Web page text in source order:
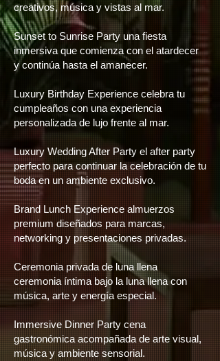
creativos, música y vistas al mar.
Sunset to Sunrise Party una fiesta
inmersiva que comienza con el atardecer
y continúa hasta el amanecer.
Luxury Birthday Experience celebra tu
cumpleaños con una experiencia
personalizada de lujo frente al mar.
Luxury Wedding After Party el after party
perfecto para continuar la celebración de tu
boda en un ambiente exclusivo.
Brand Lunch Experience almuerzos
premium diseñados para marcas,
networking y presentaciones privadas.
Ceremonia privada de luna llena
ceremonia íntima bajo la luna llena con
música, arte y energía especial.
Immersive Dinner Party cena
gastronómica acompañada de arte visual,
música y ambiente sensorial.